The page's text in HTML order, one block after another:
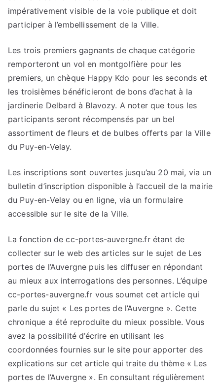
impérativement visible de la voie publique et doit
participer à l’embellissement de la Ville.
Les trois premiers gagnants de chaque catégorie
remporteront un vol en montgolfière pour les
premiers, un chèque Happy Kdo pour les seconds et
les troisièmes bénéficieront de bons d’achat à la
jardinerie Delbard à Blavozy. A noter que tous les
participants seront récompensés par un bel
assortiment de fleurs et de bulbes offerts par la Ville
du Puy-en-Velay.
Les inscriptions sont ouvertes jusqu’au 20 mai, via un
bulletin d’inscription disponible à l’accueil de la mairie
du Puy-en-Velay ou en ligne, via un formulaire
accessible sur le site de la Ville.
La fonction de cc-portes-auvergne.fr étant de
collecter sur le web des articles sur le sujet de Les
portes de l’Auvergne puis les diffuser en répondant
au mieux aux interrogations des personnes. L’équipe
cc-portes-auvergne.fr vous soumet cet article qui
parle du sujet « Les portes de l’Auvergne ». Cette
chronique a été reproduite du mieux possible. Vous
avez la possibilité d’écrire en utilisant les
coordonnées fournies sur le site pour apporter des
explications sur cet article qui traite du thème « Les
portes de l’Auvergne ». En consultant régulièrement